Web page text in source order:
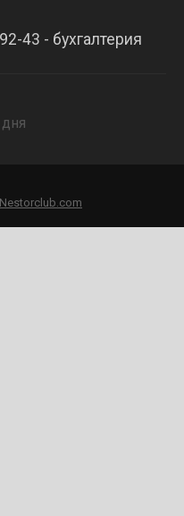
43 - бухгалтерия
Nestorclub.com